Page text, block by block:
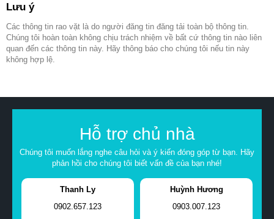
Lưu ý
Các thông tin rao vặt là do người đăng tin đăng tải toàn bộ thông tin.
Chúng tôi hoàn toàn không chịu trách nhiệm về bất cứ thông tin nào liên
quan đến các thông tin này. Hãy thông báo cho chúng tôi nếu tin này
không hợp lệ.
Hỗ trợ chủ nhà
Chúng tôi muốn lắng nghe câu hỏi và ý kiến đóng góp từ bạn. Hãy
phản hồi cho chúng tôi biết vấn đề của bạn nhé!
Thanh Ly
0902.657.123
Huỳnh Hương
0903.007.123